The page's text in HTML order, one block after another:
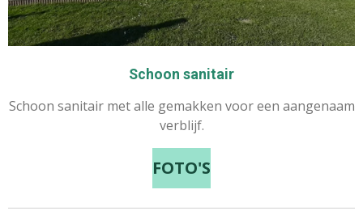
Schoon sanitair
Schoon sanitair met alle gemakken voor een aangenaam
verblijf.
FOTO'S